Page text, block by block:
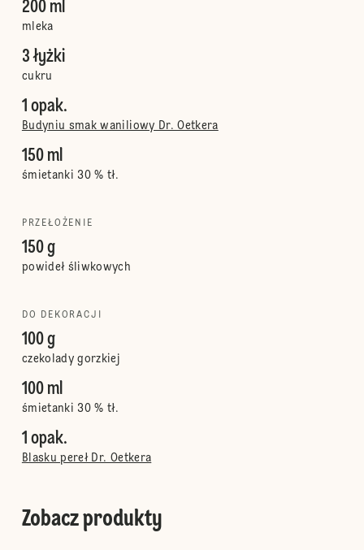
200 ml
mleka
3 łyżki
cukru
1 opak.
Budyniu smak waniliowy Dr. Oetkera
150 ml
śmietanki 30 % tł.
PRZEŁOŻENIE
150 g
powideł śliwkowych
DO DEKORACJI
100 g
czekolady gorzkiej
100 ml
śmietanki 30 % tł.
1 opak.
Blasku pereł Dr. Oetkera
Zobacz produkty